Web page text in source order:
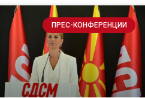
ПРЕС-КОНФЕРЕНЦИИ